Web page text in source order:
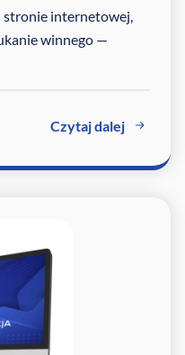
stronie internetowej,
winnego —
Czytaj dalej